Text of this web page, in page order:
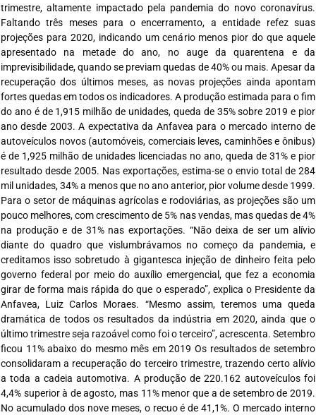
trimestre, altamente impactado pela pandemia do novo coronavírus.
Faltando três meses para o encerramento, a entidade refez suas
projeções para 2020, indicando um cenário menos pior do que aquele
apresentado na metade do ano, no auge da quarentena e da
imprevisibilidade, quando se previam quedas de 40% ou mais. Apesar da
recuperação dos últimos meses, as novas projeções ainda apontam
fortes quedas em todos os indicadores. A produção estimada para o fim
do ano é de 1,915 milhão de unidades, queda de 35% sobre 2019 e pior
ano desde 2003. A expectativa da Anfavea para o mercado interno de
autoveículos novos (automóveis, comerciais leves, caminhões e ônibus)
é de 1,925 milhão de unidades licenciadas no ano, queda de 31% e pior
resultado desde 2005. Nas exportações, estima-se o envio total de 284
mil unidades, 34% a menos que no ano anterior, pior volume desde 1999.
Para o setor de máquinas agrícolas e rodoviárias, as projeções são um
pouco melhores, com crescimento de 5% nas vendas, mas quedas de 4%
na produção e de 31% nas exportações. “Não deixa de ser um alívio
diante do quadro que vislumbrávamos no começo da pandemia, e
creditamos isso sobretudo à gigantesca injeção de dinheiro feita pelo
governo federal por meio do auxílio emergencial, que fez a economia
girar de forma mais rápida do que o esperado”, explica o Presidente da
Anfavea, Luiz Carlos Moraes. “Mesmo assim, teremos uma queda
dramática de todos os resultados da indústria em 2020, ainda que o
último trimestre seja razoável como foi o terceiro”, acrescenta. Setembro
ficou 11% abaixo do mesmo mês em 2019 Os resultados de setembro
consolidaram a recuperação do terceiro trimestre, trazendo certo alívio
a toda a cadeia automotiva. A produção de 220.162 autoveículos foi
4,4% superior à de agosto, mas 11% menor que a de setembro de 2019.
No acumulado dos nove meses, o recuo é de 41,1%. O mercado interno